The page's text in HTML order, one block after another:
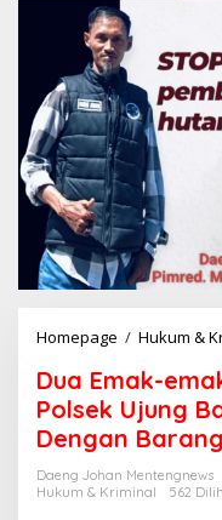
Homepage / Hukum &
Dua Emak-
Polsek Ujung
Dengan
Daeng Johan Mentengnews
Hukum & Kriminal
562